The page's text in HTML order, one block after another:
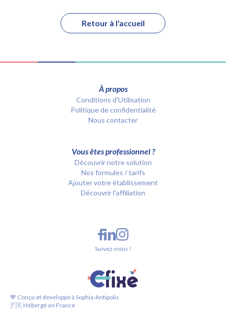
Retour à l'accueil
À propos
Conditions d’Utilisation
Politique de confidentialité
Nous contacter
Vous êtes professionnel ?
Découvrir notre solution
Nos formules / tarifs
Ajouter votre établissement
Découvrir l'affiliation
💙 Conçu et développé à Sophia-Antipolis
🇫🇷 Hébergé en France
Suivez-nous !